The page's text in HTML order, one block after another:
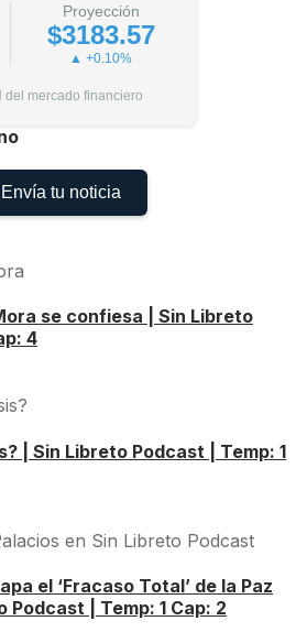
Proyección
$3183.57
▲ +0.10%
del mercado financiero
Envía tu noticia
se confiesa | Sin Libreto
4
| Sin Libreto Podcast | Temp: 1
el ‘Fracaso Total’ de la Paz
Podcast | Temp: 1 Cap: 2